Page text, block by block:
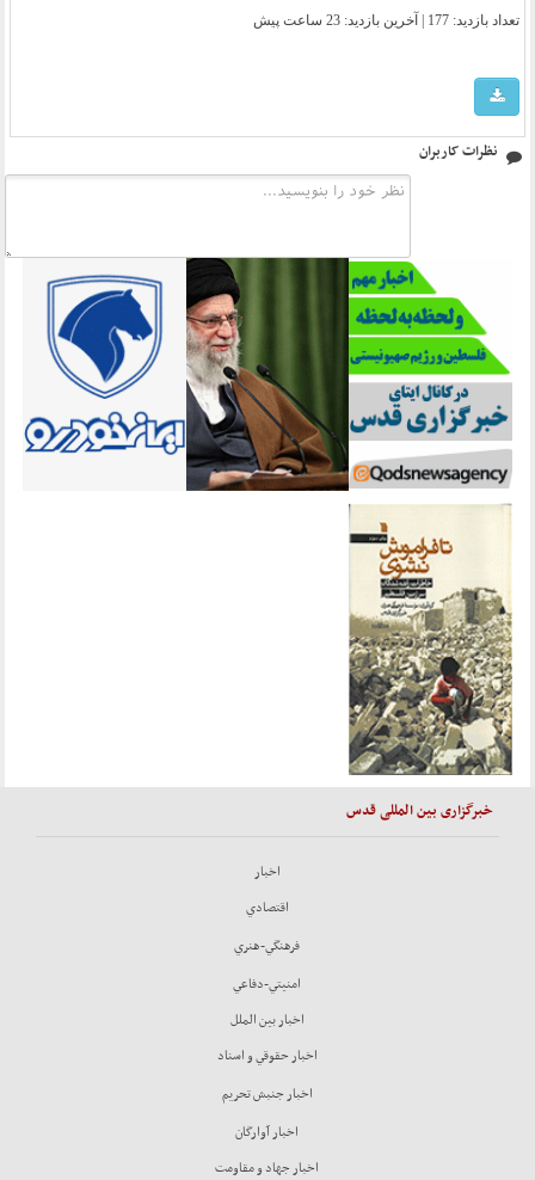
تعداد بازدید: 177 | آخرین بازدید:
23 ساعت پیش
نظرات کاربران
خبرگزاری بین المللی قدس
اخبار
اقتصادي
فرهنگي-هنري
امنيتي-دفاعي
اخبار بين الملل
اخبار حقوقي و اسناد
اخبار جنبش تحريم
اخبار آوارگان
اخبار جهاد و مقاومت